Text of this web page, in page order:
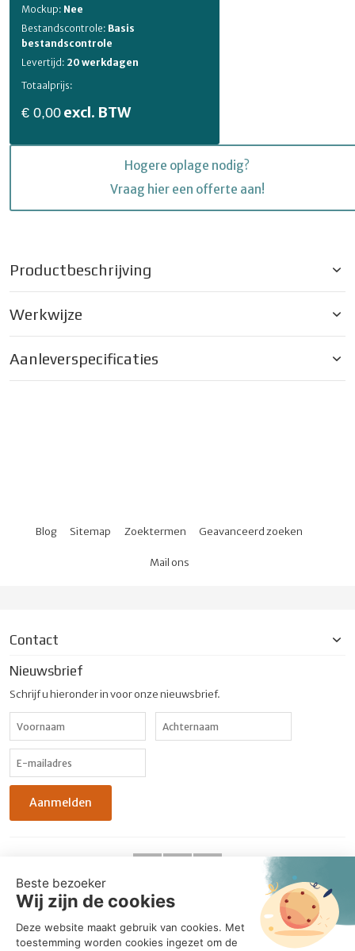
Mockup: Nee
Bestandscontrole: Basis
bestandscontrole
Levertijd: 20 werkdagen
Totaalprijs:
€ 0,00 excl. BTW
Hogere oplage nodig?
Vraag hier een offerte aan!
Productbeschrijving
Werkwijze
Aanleverspecificaties
Blog Sitemap Zoektermen Geavanceerd zoeken
Mail ons
Contact
Nieuwsbrief
Schrijf u hieronder in voor onze nieuwsbrief.
© 2026 UniqueCarton. Alle rechten voorbehouden. - Realisatie:
BabOnline